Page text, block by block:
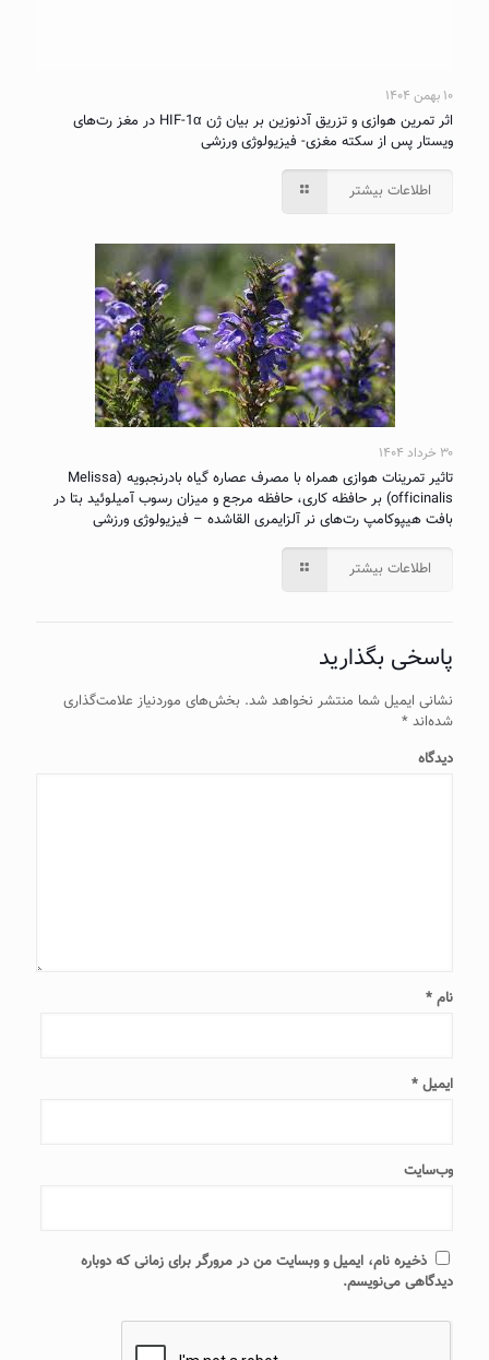
۱۰ بهمن ۱۴۰۴
اثر تمرین هوازی و تزریق آدنوزین بر بیان ژن HIF-1α در مغز رت‌های
ویستار پس از سکته مغزی- فیزیولوژی ورزشی
اطلاعات بیشتر
۳۰ خرداد ۱۴۰۴
تاثیر تمرینات هوازی همراه با مصرف عصاره گیاه بادرنجبویه (Melissa
officinalis) بر حافظه کاری، حافظه مرجع و میزان رسوب آمیلوئید بتا در
بافت هیپوکامپ رت‌های نر آلزایمری القاشده – فیزیولوژی ورزشی
اطلاعات بیشتر
پاسخی بگذارید
نشانی ایمیل شما منتشر نخواهد شد. بخش‌های موردنیاز علامت‌گذاری
شده‌اند *
دیدگاه
نام *
ایمیل *
وب‌سایت
ذخیره نام، ایمیل و وبسایت من در مرورگر برای زمانی که دوباره
دیدگاهی می‌نویسم.